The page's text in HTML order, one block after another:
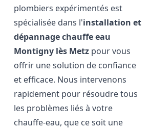
plombiers expérimentés est
spécialisée dans l'installation et
dépannage chauffe eau
Montigny lès Metz pour vous
offrir une solution de confiance
et efficace. Nous intervenons
rapidement pour résoudre tous
les problèmes liés à votre
chauffe-eau, que ce soit une